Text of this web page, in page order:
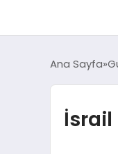
Ana Sayfa
İsrail